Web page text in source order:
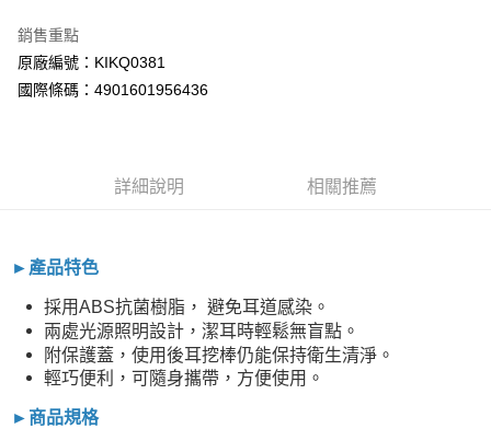
每筆NT$60，滿NT$800(含以上)免運費
宅配
銷售重點
原廠編號：KIKQ0381
國際條碼：4901601956436
詳細說明 相關推薦
►產品特色
採用ABS抗菌樹脂， 避免耳道感染。
兩處光源照明設計，潔耳時輕鬆無盲點。
附保護蓋，使用後耳挖棒仍能保持衛生清淨。
輕巧便利，可隨身攜帶，方便使用。
►商品規格